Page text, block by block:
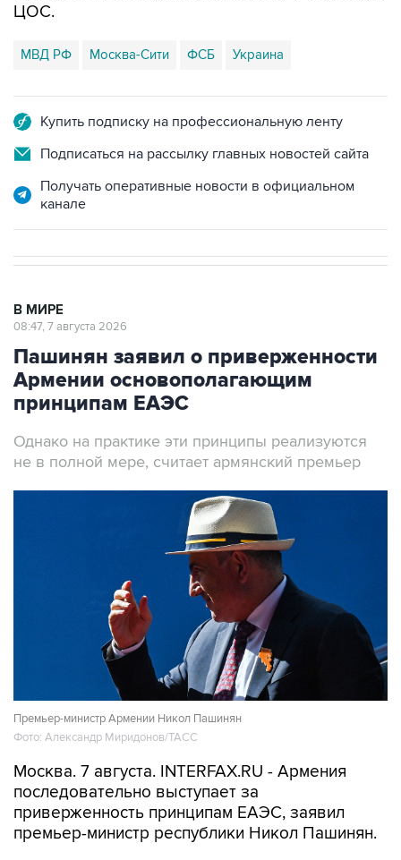
ЦОС.
МВД РФ Москва-Сити ФСБ Украина
Купить подписку на профессиональную ленту
Подписаться на рассылку главных новостей сайта
Получать оперативные новости в официальном
канале
В МИРЕ
08:47, 7 августа 2026
Пашинян заявил о приверженности
Армении основополагающим
принципам ЕАЭС
Однако на практике эти принципы реализуются
не в полной мере, считает армянский премьер
Премьер-министр Армении Никол Пашинян
Фото: Александр Миридонов/ТАСС
Москва. 7 августа. INTERFAX.RU - Армения
последовательно выступает за
приверженность принципам ЕАЭС, заявил
премьер-министр республики Никол Пашинян.